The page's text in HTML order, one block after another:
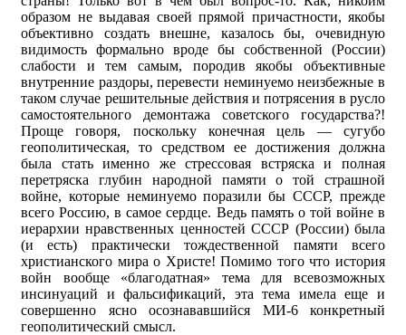
образом не выдавая своей прямой причастности, якобы
объективно создать внешне, казалось бы, очевидную
видимость формально вроде бы собственной (России)
слабости и тем самым, породив якобы объективные
внутренние раздоры, перевести неминуемо неизбежные в
таком случае решительные действия и потрясения в русло
самостоятельного демонтажа советского государства?!
Проще говоря, поскольку конечная цель — сугубо
геополитическая, то средством ее достижения должна
была стать именно же стрессовая встряска и полная
перетряска глубин народной памяти о той страшной
войне, которые неминуемо поразили бы СССР, прежде
всего Россию, в самое сердце. Ведь память о той войне в
иерархии нравственных ценностей СССР (России) была
(и есть) практически тождественной памяти всего
христианского мира о Христе! Помимо того что история
войн вообще «благодатная» тема для всевозможных
инсинуаций и фальсификаций, эта тема имела еще и
совершенно ясно осознававшийся МИ-6 конкретный
геополитический смысл.